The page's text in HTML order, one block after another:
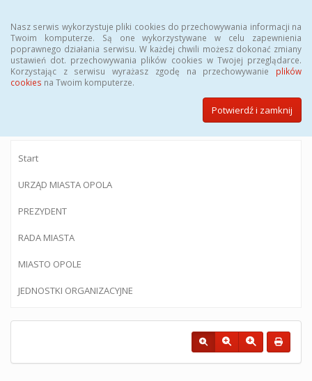
Nasz serwis wykorzystuje pliki cookies do przechowywania informacji na
Twoim komputerze. Są one wykorzystywane w celu zapewnienia
poprawnego działania serwisu. W każdej chwili możesz dokonać zmiany
ustawień dot. przechowywania plików cookies w Twojej przeglądarce.
Korzystając z serwisu wyrażasz zgodę na przechowywanie plików
cookies na Twoim komputerze.
Potwierdź i zamknij
BIULETYN INFORMACJI PUBLICZNEJ
Urzędu Miasta Opola
Start
URZĄD MIASTA OPOLA
PREZYDENT
RADA MIASTA
MIASTO OPOLE
JEDNOSTKI ORGANIZACYJNE